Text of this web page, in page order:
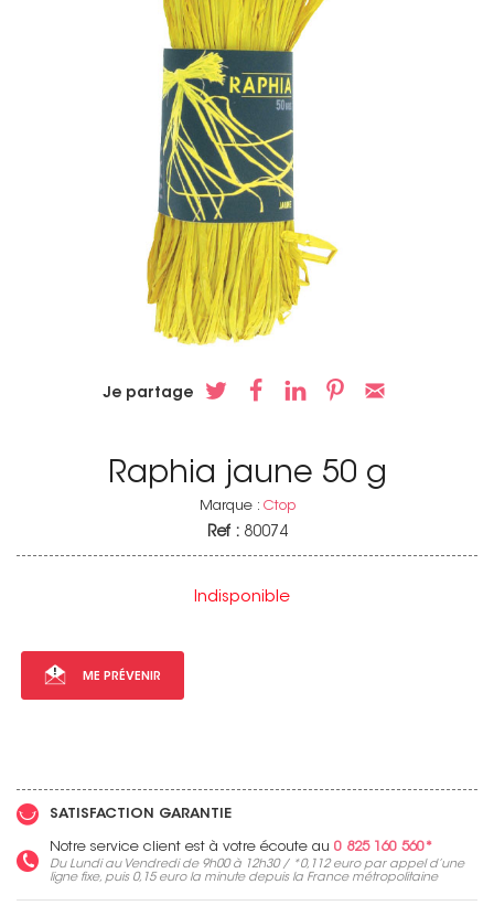
Je partage
Raphia jaune 50 g
Marque : Ctop
Ref : 80074
Indisponible
ME PRÉVENIR
SATISFACTION GARANTIE
Notre service client est à votre écoute au 0 825 160 560*
Du Lundi au Vendredi de 9h00 à 12h30 / *0,112 europar appel d’une
ligne fixe, puis 0,15 eurola minute depuis la France métropolitaine